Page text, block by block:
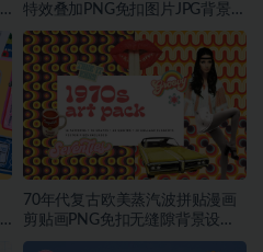
特效叠加PNG免扣图片JPG背景素
材
70年代复古欧美蒸汽波拼贴漫画
剪贴画PNG免扣无缝隙背景设计
素材